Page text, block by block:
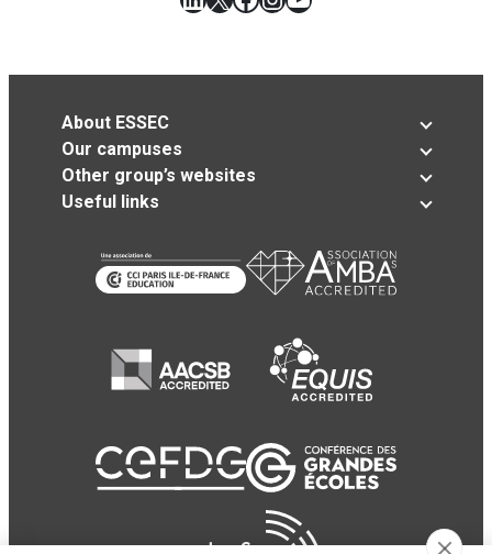
About ESSEC
Our campuses
Other group’s websites
Useful links